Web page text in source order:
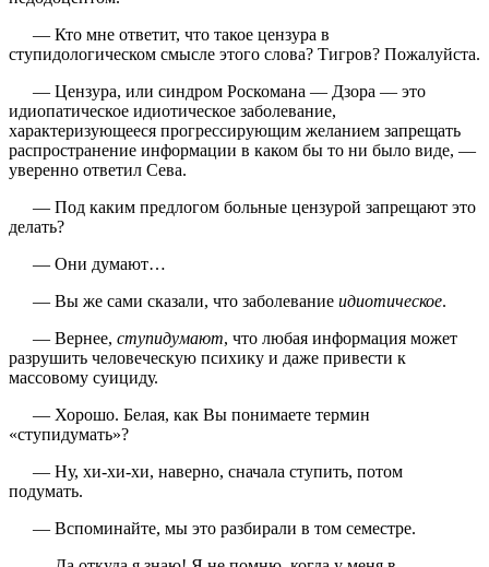
— Кто мне ответит, что такое цензура в
ступидологическом смысле этого слова? Тигров? Пожалуйста.
— Цензура, или синдром Роскомана — Дзора — это
идиопатическое идиотическое заболевание,
характеризующееся прогрессирующим желанием запрещать
распространение информации в каком бы то ни было виде, —
уверенно ответил Сева.
— Под каким предлогом больные цензурой запрещают это
делать?
— Они думают…
— Вы же сами сказали, что заболеваниеидиотическое.
— Вернее,ступидумают, что любая информация может
разрушить человеческую психику и даже привести к
массовому суициду.
— Хорошо. Белая, как Вы понимаете термин
«ступидумать»?
— Ну, хи-хи-хи, наверно, сначала ступить, потом
подумать.
— Вспоминайте, мы это разбирали в том семестре.